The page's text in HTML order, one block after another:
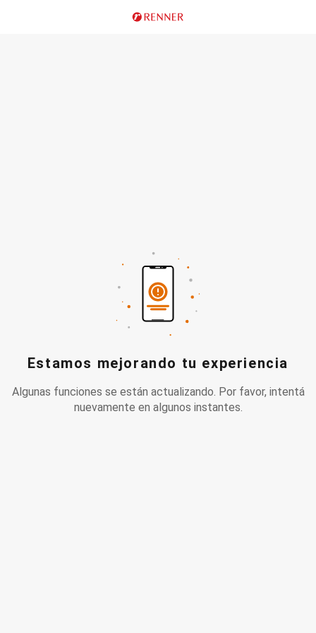
Estamos mejorando tu experiencia
Algunas funciones se están actualizando. Por favor, intentá
nuevamente en algunos instantes.